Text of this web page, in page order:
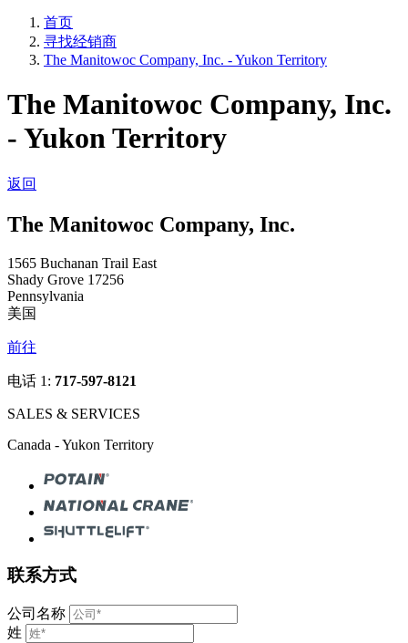
首页
寻找经销商
The Manitowoc Company, Inc. - Yukon Territory
The Manitowoc Company, Inc.
- Yukon Territory
返回
The Manitowoc Company, Inc.
1565 Buchanan Trail East
Shady Grove 17256
Pennsylvania
美国
前往
电话 1: 717-597-8121
SALES & SERVICES
Canada - Yukon Territory
联系方式
公司名称
姓